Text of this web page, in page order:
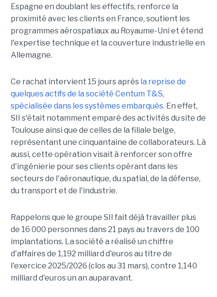
Espagne en doublant les effectifs, renforce la
proximité avec les clients en France, soutient les
programmes aérospatiaux au Royaume-Uni et étend
l'expertise technique et la couverture industrielle en
Allemagne.
Ce rachat intervient 15 jours après la reprise de
quelques actifs de la société Centum T&S,
spécialisée dans les systèmes embarqués. En effet,
SII s'était notamment emparé des activités du site de
Toulouse ainsi que de celles de la filiale belge,
représentant une cinquantaine de collaborateurs. Là
aussi, cette opération visait à renforcer son offre
d'ingénierie pour ses clients opérant dans les
secteurs de l'aéronautique, du spatial, de la défense,
du transport et de l'industrie.
Rappelons que le groupe SII fait déjà travailler plus
de 16 000 personnes dans 21 pays au travers de 100
implantations. La société a réalisé un chiffre
d'affaires de 1,192 milliard d'euros au titre de
l'exercice 2025/2026 (clos au 31 mars), contre 1,140
milliard d'euros un an auparavant.